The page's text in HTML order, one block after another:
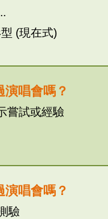
(現在式)
演唱會嗎？
嘗試或經驗
演唱會嗎？
驗